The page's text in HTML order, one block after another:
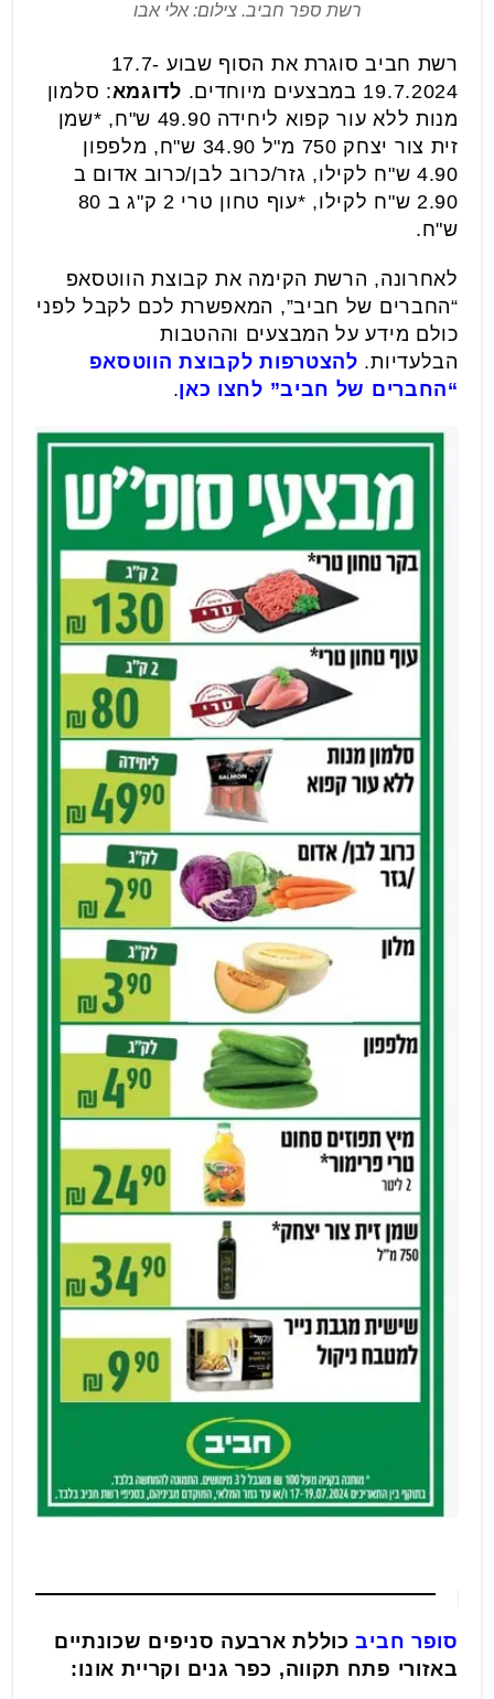
רשת ספר חביב. צילום: אלי אבו
רשת חביב סוגרת את הסוף שבוע 17.7-
19.7.2024 במבצעים מיוחדים.
לדוגמא: סלמון
מנות ללא עור קפוא ליחידה 49.90 ש"ח, *שמן
זית צור יצחק 750 מ"ל 34.90 ש"ח, מלפפון
4.90 ש"ח לקילו, גזר/כרוב לבן/כרוב אדום ב
2.90 ש"ח לקילו, *עוף טחון טרי 2 ק"ג ב 80
ש"ח.
לאחרונה, הרשת הקימה את קבוצת הווטסאפ
“החברים של חביב”, המאפשרת לכם לקבל לפני
כולם מידע על המבצעים וההטבות
הבלעדיות. להצטרפות לקבוצת הווטסאפ
“החברים של חביב” לחצו כאן.
סופר חביבכוללת ארבעה סניפים שכונתיים
באזורי פתח תקווה, כפר גנים וקריית אונו: